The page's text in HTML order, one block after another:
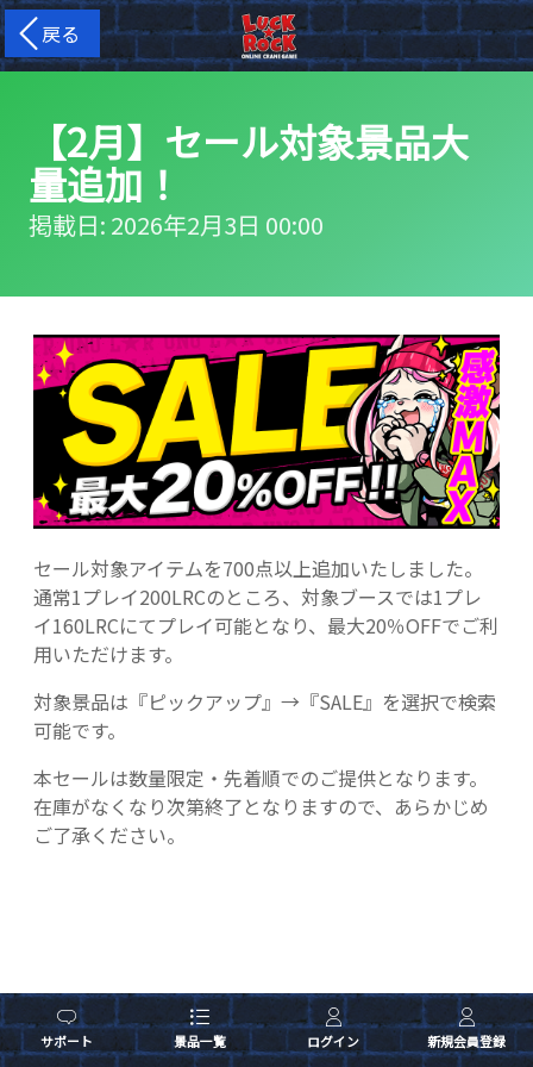
戻る
サポート 景品一覧 ログイン 新規会員登録
【2月】セール対象景品大
量追加！
掲載日: 2026年2月3日 00:00
セール対象アイテムを700点以上追加いたしました。
通常1プレイ200LRCのところ、対象ブースでは1プレ
イ160LRCにてプレイ可能となり、最大20％OFFでご利
用いただけます。
対象景品は『ピックアップ』→『SALE』を選択で検索
可能です。
本セールは数量限定・先着順でのご提供となります。
在庫がなくなり次第終了となりますので、あらかじめ
ご了承ください。